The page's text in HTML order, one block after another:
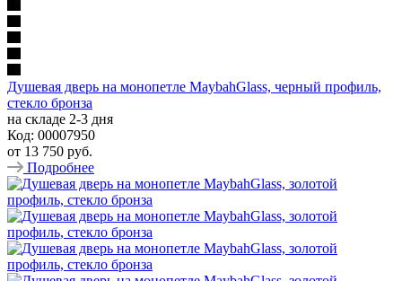
Душевая дверь на монопетле MaybahGlass, черный профиль,
стекло бронза
на складе 2-3 дня
Код: 00007950
от 13 750 руб.
Подробнее